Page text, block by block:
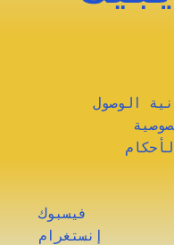
إنستغرام
فيسبوك
الوصول